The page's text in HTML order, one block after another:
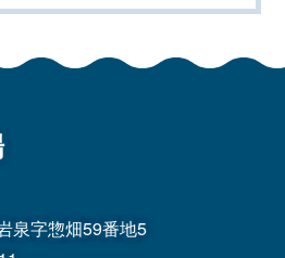
泉字惣畑59番地5